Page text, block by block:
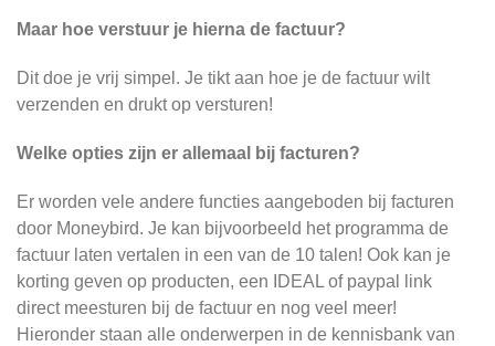
Maar hoe verstuur je hierna de factuur?
Dit doe je vrij simpel. Je tikt aan hoe je de factuur wilt
verzenden en drukt op versturen!
Welke opties zijn er allemaal bij facturen?
Er worden vele andere functies aangeboden bij facturen
door Moneybird. Je kan bijvoorbeeld het programma de
factuur laten vertalen in een van de 10 talen! Ook kan je
korting geven op producten, een IDEAL of paypal link
direct meesturen bij de factuur en nog veel meer!
Hieronder staan alle onderwerpen in de kennisbank van